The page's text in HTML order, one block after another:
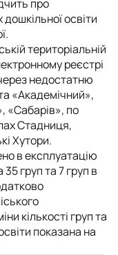
про
освіти
територіальній
реєстрі
недостатню
«Академічний»,
«Сабарів», по
Стадниця,
Хутори.
в експлуатацію
35 груп та 7 груп в
кількості груп та
показана на